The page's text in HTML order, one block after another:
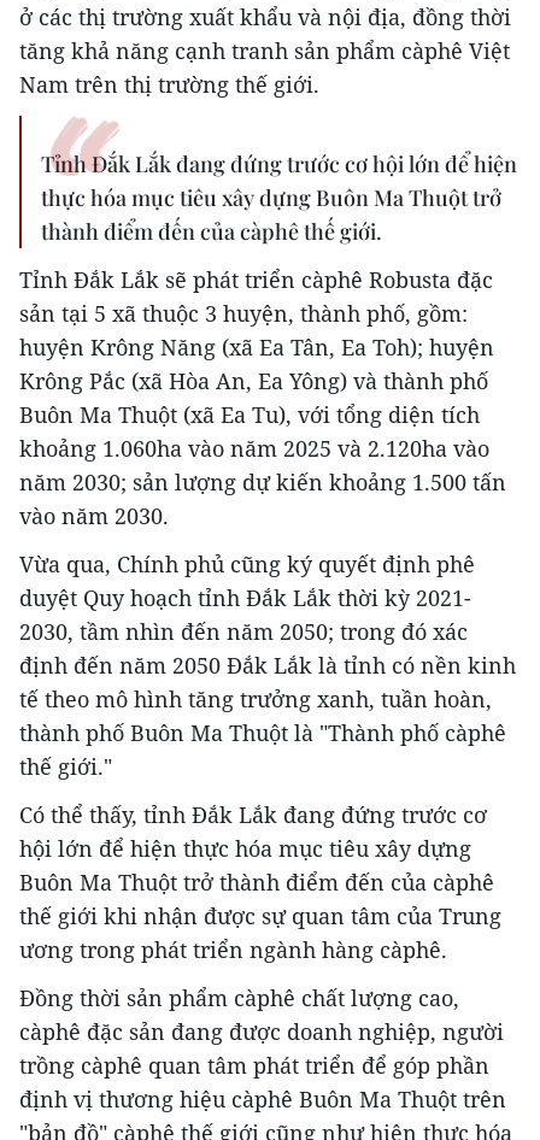
ở các thị trường xuất khẩu và nội địa, đồng thời
tăng khả năng cạnh tranh sản phẩm càphê Việt
Nam trên thị trường thế giới.
Tỉnh Đắk Lắk đang đứng trước cơ hội lớn để hiện
thực hóa mục tiêu xây dựng Buôn Ma Thuột trở
thành điểm đến của càphê thế giới.
Tỉnh Đắk Lắk sẽ phát triển càphê Robusta đặc
sản tại 5 xã thuộc 3 huyện, thành phố, gồm:
huyện Krông Năng (xã Ea Tân, Ea Toh); huyện
Krông Pắc (xã Hòa An, Ea Yông) và thành phố
Buôn Ma Thuột (xã Ea Tu), với tổng diện tích
khoảng 1.060ha vào năm 2025 và 2.120ha vào
năm 2030; sản lượng dự kiến khoảng 1.500 tấn
vào năm 2030.
Vừa qua, Chính phủ cũng ký quyết định phê
duyệt Quy hoạch tỉnh Đắk Lắk thời kỳ 2021-
2030, tầm nhìn đến năm 2050; trong đó xác
định đến năm 2050 Đắk Lắk là tỉnh có nền kinh
tế theo mô hình tăng trưởng xanh, tuần hoàn,
thành phố Buôn Ma Thuột là "Thành phố càphê
thế giới."
Có thể thấy, tỉnh Đắk Lắk đang đứng trước cơ
hội lớn để hiện thực hóa mục tiêu xây dựng
Buôn Ma Thuột trở thành điểm đến của càphê
thế giới khi nhận được sự quan tâm của Trung
ương trong phát triển ngành hàng càphê.
Đồng thời sản phẩm càphê chất lượng cao,
càphê đặc sản đang được doanh nghiệp, người
trồng càphê quan tâm phát triển để góp phần
định vị thương hiệu càphê Buôn Ma Thuột trên
"bản đồ" càphê thế giới cũng như hiện thực hóa